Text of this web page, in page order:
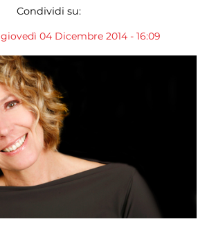
Condividi su:
giovedì 04 Dicembre 2014 - 16:09